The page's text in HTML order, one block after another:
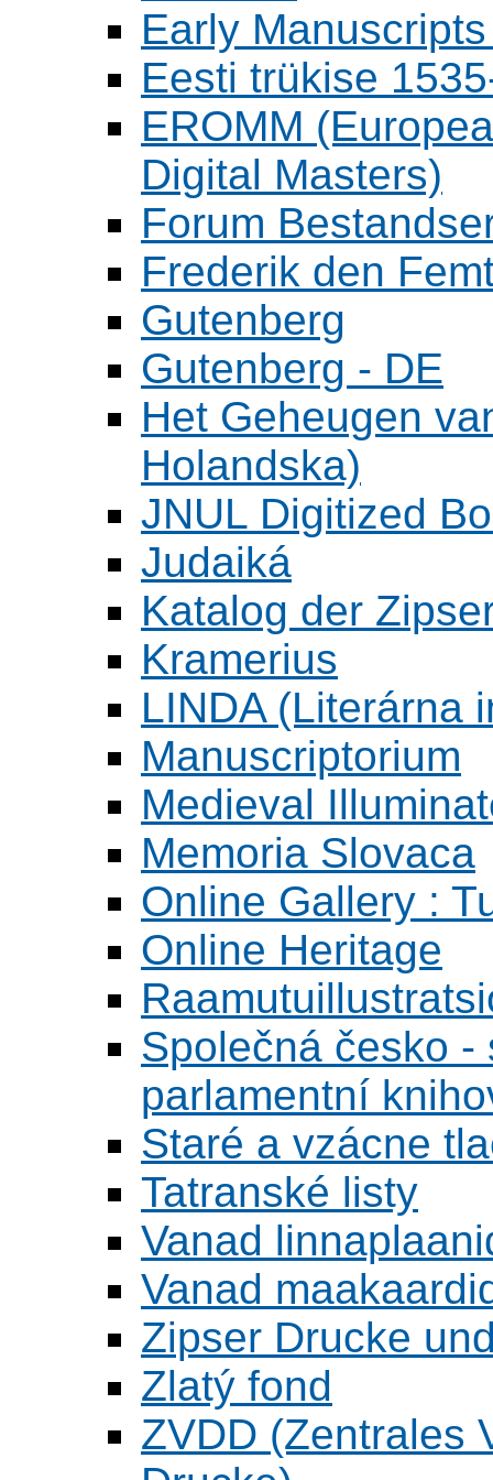
Early
Eesti trükise
EROMM
Digital Masters)
Forum
Frederik den
Gutenberg
Gutenberg - DE
Het Geheugen
Holandska)
JNUL Digitized
Judaiká
Katalog der
Kramerius
LINDA (Literárna
Manuscriptorium
Medieval
Memoria Slovaca
Online Gallery :
Online Heritage
Společná česko
parlamentní
Staré a vzácne
Tatranské listy
Vanad
Vanad
Zipser Drucke
Zlatý fond
ZVDD (Zentrales